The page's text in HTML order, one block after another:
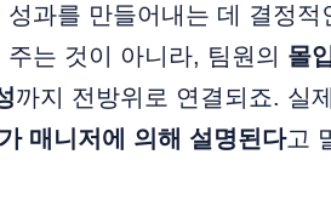
과를 만들어내는 데 결정적
주는 것이 아니라, 팀원의 몰
까지 전방위로 연결되죠. 실
매니저에 의해 설명된다고